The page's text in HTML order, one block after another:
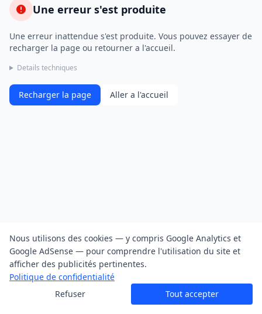
Une erreur s'est produite
Une erreur inattendue s'est produite. Vous pouvez essayer de
recharger la page ou retourner a l'accueil.
Details techniques
Recharger la page Aller a l'accueil
Nous utilisons des cookies — y compris Google Analytics et
Google AdSense — pour comprendre l'utilisation du site et
afficher des publicités pertinentes.
Politique de confidentialité
Refuser
Tout accepter